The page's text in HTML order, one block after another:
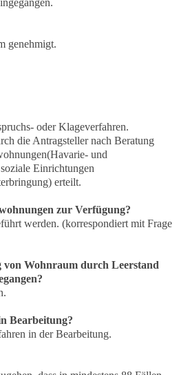
genehmigt.
oder Klageverfahren.
die Antragsteller nach Beratung
und
Einrichtungen
erteilt.
zur Verfügung?
werden. (korrespondiert mit Frage
Wohnraum durch Leerstand
Bearbeitung?
in der Bearbeitung.